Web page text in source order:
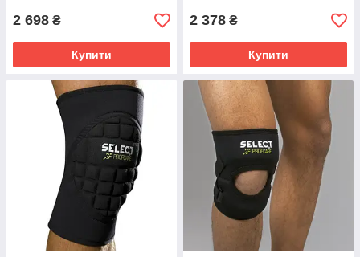
2 698 ₴
Купити
2 378 ₴
Купити